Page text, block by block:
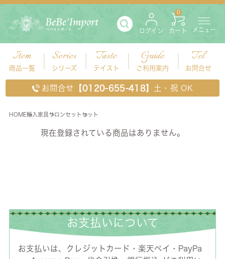
ログイン カート
0
メニュー
Item
商品一覧
Series
シリーズ
Taste
テイスト
Guide
ご利用案内
Tel
お問合せ
お問合せ 【0120-655-418】 土・祝 OK
HOME輸入家具サロンセット セット
セット現在登録されている商品はありません。
お支払いについて
お支払いは、クレジットカード・楽天ペイ・PayPa